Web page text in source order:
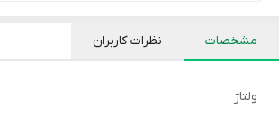
مشخصات نظرات کاربران
ولتاژ